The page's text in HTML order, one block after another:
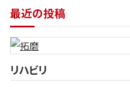
最近の投稿
リハビリ